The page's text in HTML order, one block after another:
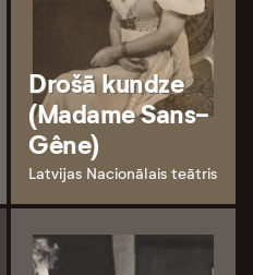
Drošā kundze
(Madame Sans-
Gêne)
Latvijas Nacionālais teātris